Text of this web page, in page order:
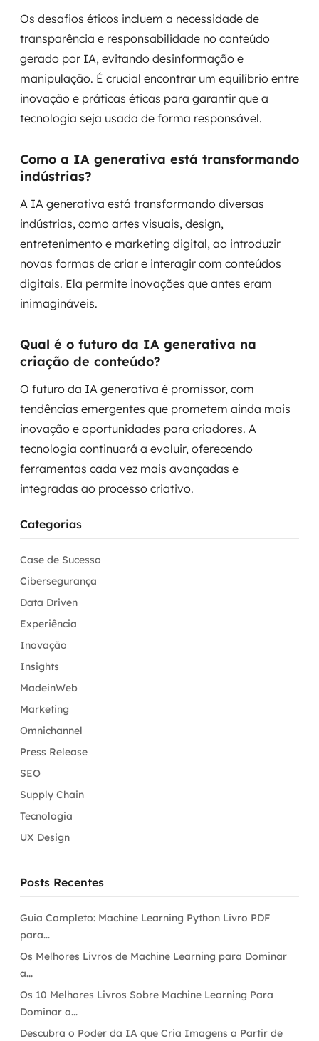
Os desafios éticos incluem a necessidade de
transparência e responsabilidade no conteúdo
gerado por IA, evitando desinformação e
manipulação. É crucial encontrar um equilíbrio entre
inovação e práticas éticas para garantir que a
tecnologia seja usada de forma responsável.
Como a IA generativa está transformando
indústrias?
A IA generativa está transformando diversas
indústrias, como artes visuais, design,
entretenimento e marketing digital, ao introduzir
novas formas de criar e interagir com conteúdos
digitais. Ela permite inovações que antes eram
inimagináveis.
Qual é o futuro da IA generativa na
criação de conteúdo?
O futuro da IA generativa é promissor, com
tendências emergentes que prometem ainda mais
inovação e oportunidades para criadores. A
tecnologia continuará a evoluir, oferecendo
ferramentas cada vez mais avançadas e
integradas ao processo criativo.
Categorias
Case de Sucesso
Cibersegurança
Data Driven
Experiência
Inovação
Insights
MadeinWeb
Marketing
Omnichannel
Press Release
SEO
Supply Chain
Tecnologia
UX Design
Posts Recentes
Guia Completo: Machine Learning Python Livro PDF
para...
Os Melhores Livros de Machine Learning para Dominar
a...
Os 10 Melhores Livros Sobre Machine Learning Para
Dominar a...
Descubra o Poder da IA que Cria Imagens a Partir de